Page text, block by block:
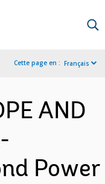
Cette page en : Français
AND
Power